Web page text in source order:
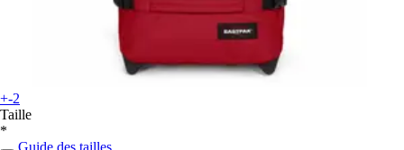
+-2
Taille
*